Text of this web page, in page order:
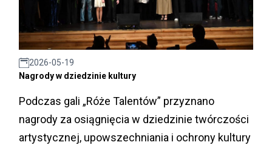
2026-05-19
Nagrody w dziedzinie kultury
Podczas gali „Róże Talentów” przyznano
nagrody za osiągnięcia w dziedzinie twórczości
artystycznej, upowszechniania i ochrony kultury